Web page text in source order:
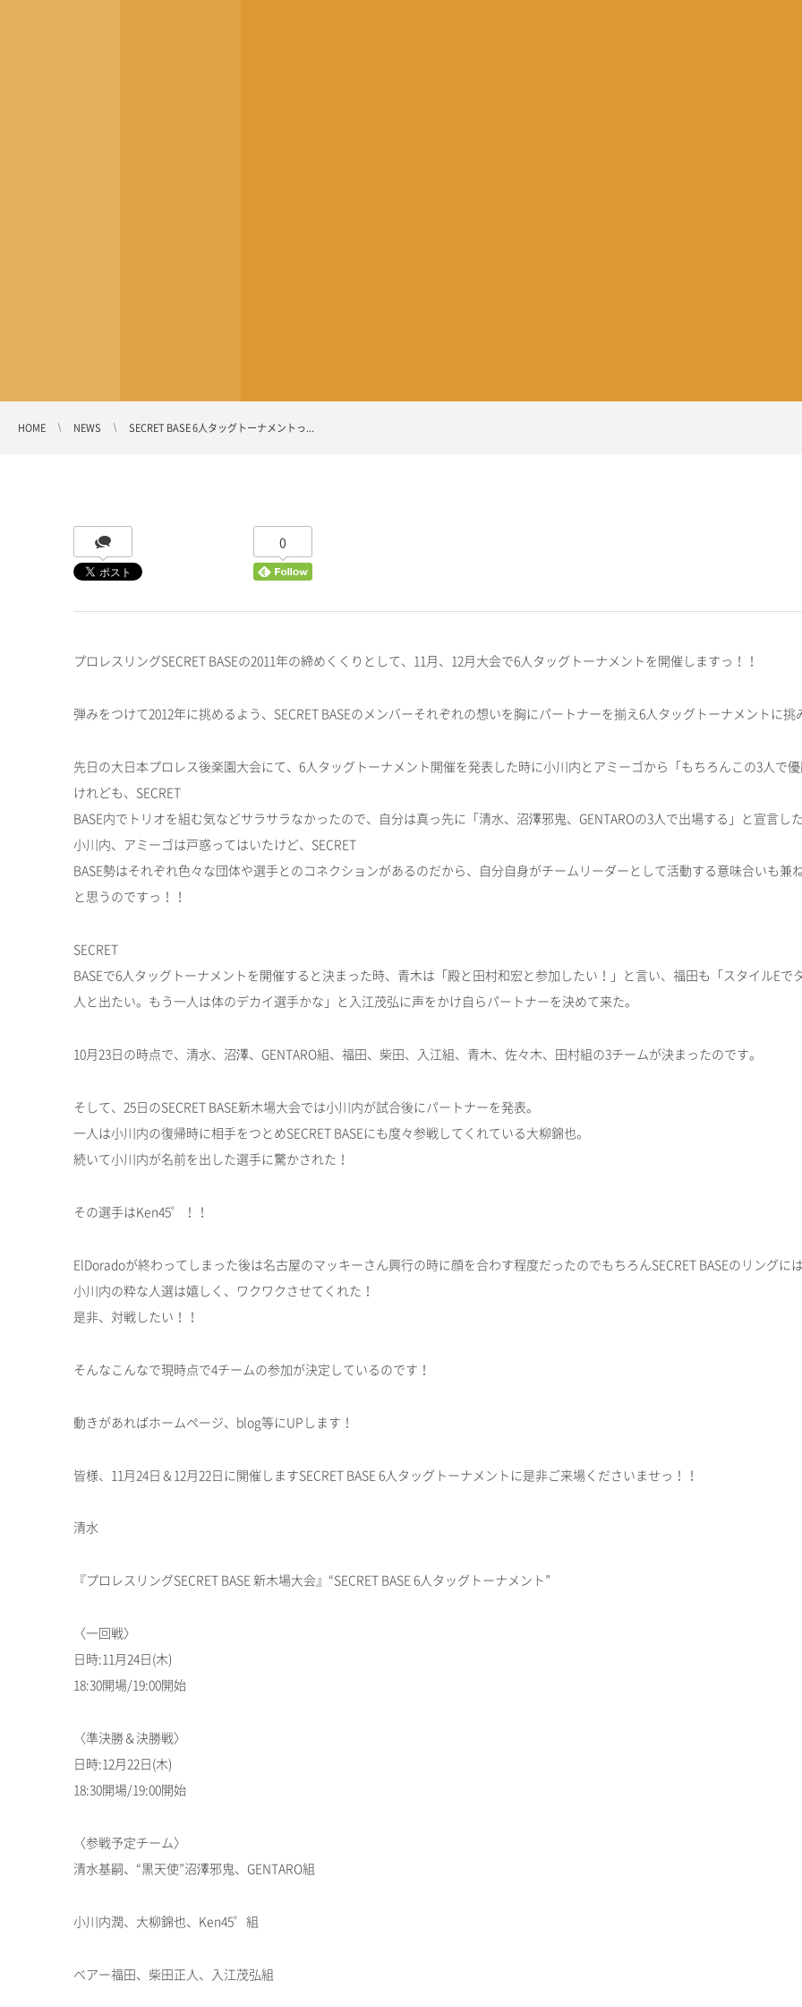
HOME NEWS SECRET BASE 6人タッグトーナメントっ...
0
プロレスリングSECRET BASEの2011年の締めくくりとして、11月、12月大会で6人タッグトーナメントを開催しますっ！！
弾みをつけて2012年に挑めるよう、SECRET BASEのメンバーそれぞれの想いを胸にパートナーを揃え6人タッグトーナメントに挑
先日の大日本プロレス後楽園大会にて、6人タッグトーナメント開催を発表した時に小川内とアミーゴから「もちろんこの3人で
けれども、SECRET
BASE内でトリオを組む気などサラサラなかったので、自分は真っ先に「清水、沼澤邪鬼、GENTAROの3人で出場する」と宣言した
小川内、アミーゴは戸惑ってはいたけど、SECRET
BASE勢はそれぞれ色々な団体や選手とのコネクションがあるのだから、自分自身がチームリーダーとして活動する意味合いも兼
と思うのですっ！！
SECRET
BASEで6人タッグトーナメントを開催すると決まった時、青木は「殿と田村和宏と参加したい！」と言い、福田も「スタイルEで
人と出たい。もう一人は体のデカイ選手かな」と入江茂弘に声をかけ自らパートナーを決めて来た。
10月23日の時点で、清水、沼澤、GENTARO組、福田、柴田、入江組、青木、佐々木、田村組の3チームが決まったのです。
そして、25日のSECRET BASE新木場大会では小川内が試合後にパートナーを発表。
一人は小川内の復帰時に相手をつとめSECRET BASEにも度々参戦してくれている大柳錦也。
続いて小川内が名前を出した選手に驚かされた！
その選手はKen45゜！！
ElDoradoが終わってしまった後は名古屋のマッキーさん興行の時に顔を合わす程度だったのでもちろんSECRET BASEのリングに
小川内の粋な人選は嬉しく、ワクワクさせてくれた！
是非、対戦したい！！
そんなこんなで現時点で4チームの参加が決定しているのです！
動きがあればホームページ、blog等にUPします！
皆様、11月24日＆12月22日に開催しますSECRET BASE 6人タッグトーナメントに是非ご来場くださいませっ！！
清水
『プロレスリングSECRET BASE 新木場大会』“SECRET BASE 6人タッグトーナメント”
〈一回戦〉
日時:11月24日(木)
18:30開場/19:00開始
〈準決勝＆決勝戦〉
日時:12月22日(木)
18:30開場/19:00開始
〈参戦予定チーム〉
清水基嗣、“黒天使”沼澤邪鬼、GENTARO組
小川内潤、大柳錦也、Ken45゜組
ベアー福田、柴田正人、入江茂弘組